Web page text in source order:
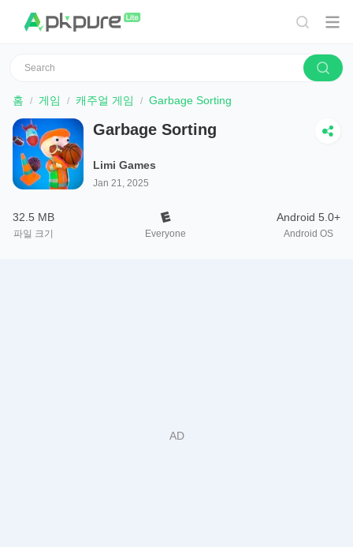
홈 게임 캐주얼 게임 Garbage Sorting
Garbage Sorting
Limi Games
Jan 21, 2025
32.5 MB
파일 크기 Everyone
Android 5.0+
Android OS